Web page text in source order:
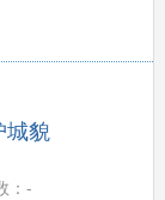
城貌
：-